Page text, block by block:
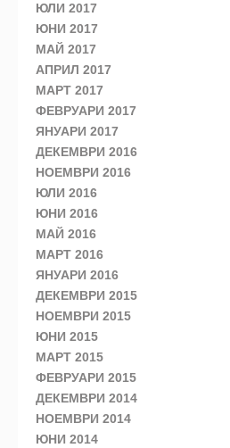
ЮЛИ 2017
ЮНИ 2017
МАЙ 2017
АПРИЛ 2017
МАРТ 2017
ФЕВРУАРИ 2017
ЯНУАРИ 2017
ДЕКЕМВРИ 2016
НОЕМВРИ 2016
ЮЛИ 2016
ЮНИ 2016
МАЙ 2016
МАРТ 2016
ЯНУАРИ 2016
ДЕКЕМВРИ 2015
НОЕМВРИ 2015
ЮНИ 2015
МАРТ 2015
ФЕВРУАРИ 2015
ДЕКЕМВРИ 2014
НОЕМВРИ 2014
ЮНИ 2014